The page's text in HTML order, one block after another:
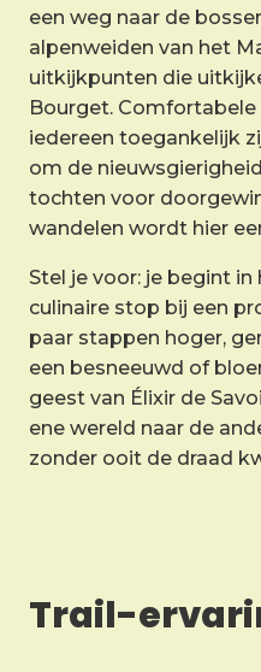
een weg naar de
alpenweiden van het
uitkijkpunten die
Bourget.
iedereen toegankelijk
om de
tochten voor
wandelen wordt hier
Stel je voor: je begint
culinaire stop bij een
paar stappen hoger,
een besneeuwd of
geest van Élixir de
ene wereld naar de
zonder ooit de draad
Trail-